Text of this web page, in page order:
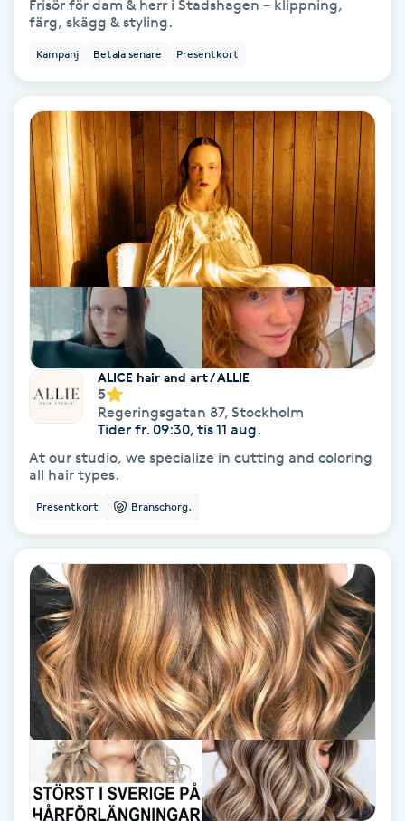
Kemisk peeling
Keratinbehandling
Kinesiologi
Kinesisk medicin
Kiropraktik
Klangmassage
Klippning
Klippning & Slingor
Klippning ungdom
Koppningsmassage
Kostrådgivning
Kroppsinpackning
Kroppspeeling
Käkledsbehandling
Kärlbehandling
Frisör för dam & herr i Stadshagen – klippning,
färg, skägg & styling.
Kampanj Betala senare Presentkort
ALICE hair and art / ALLIE
5
Regeringsgatan 87, Stockholm
Tider fr. 09:30, tis 11 aug.
At our studio, we specialize in cutting and coloring
all hair types.
Presentkort Branschorg.